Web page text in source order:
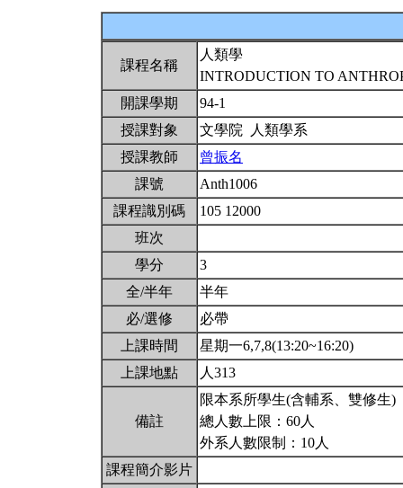
課程名稱
人類學
INTRODUCTION TO
開課學期
94-1
授課對象
文學院 人類學系
授課教師
曾振名
課號
Anth1006
課程識別碼
105 12000
班次
學分
3
全/半年
半年
必/選修
必帶
上課時間
星期一6,7,8(13:20~16:20)
上課地點
人313
備註
限本系所學生(含輔系、雙修生)
總人數上限：60人
外系人數限制：10人
課程簡介影片